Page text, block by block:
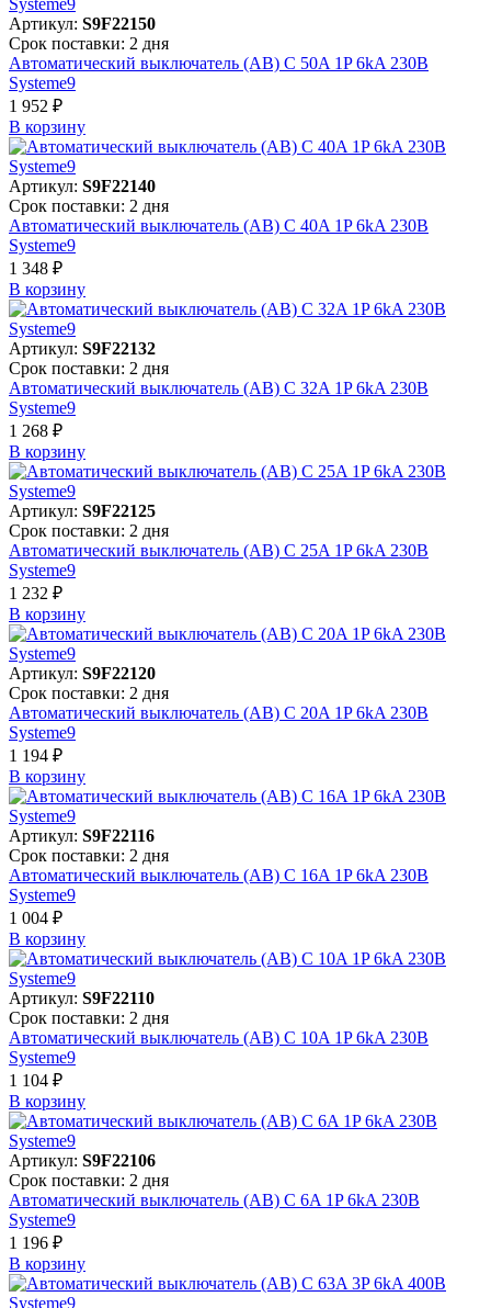
Артикул: S9F22150
Срок поставки: 2 дня
Автоматический выключатель (АВ) C 50A 1P 6kA 230В
Systeme9
1 952 ₽
В корзинy
Артикул: S9F22140
Срок поставки: 2 дня
Автоматический выключатель (АВ) C 40A 1P 6kA 230В
Systeme9
1 348 ₽
В корзинy
Артикул: S9F22132
Срок поставки: 2 дня
Автоматический выключатель (АВ) C 32A 1P 6kA 230В
Systeme9
1 268 ₽
В корзинy
Артикул: S9F22125
Срок поставки: 2 дня
Автоматический выключатель (АВ) C 25A 1P 6kA 230В
Systeme9
1 232 ₽
В корзинy
Артикул: S9F22120
Срок поставки: 2 дня
Автоматический выключатель (АВ) C 20A 1P 6kA 230В
Systeme9
1 194 ₽
В корзинy
Артикул: S9F22116
Срок поставки: 2 дня
Автоматический выключатель (АВ) C 16A 1P 6kA 230В
Systeme9
1 004 ₽
В корзинy
Артикул: S9F22110
Срок поставки: 2 дня
Автоматический выключатель (АВ) C 10A 1P 6kA 230В
Systeme9
1 104 ₽
В корзинy
Артикул: S9F22106
Срок поставки: 2 дня
Автоматический выключатель (АВ) C 6A 1P 6kA 230В
Systeme9
1 196 ₽
В корзинy